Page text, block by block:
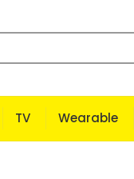
TV Wearable